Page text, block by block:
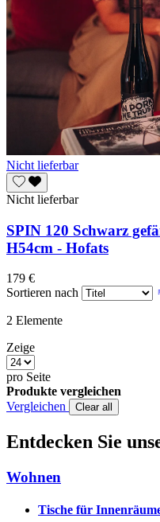
Nicht lieferbar
Nicht lieferbar
SPIN 120 Schwarz
H54cm - Hofats
179 €
Sortieren nach
2 Elemente
Zeige
pro Seite
Produkte vergleichen
Vergleichen
Clear all
Entdecken Sie
Wohnen
Tische für